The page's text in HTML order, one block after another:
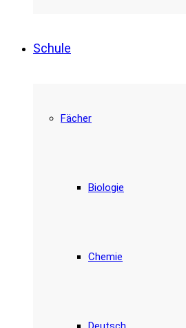
Schule
Fächer
Biologie
Chemie